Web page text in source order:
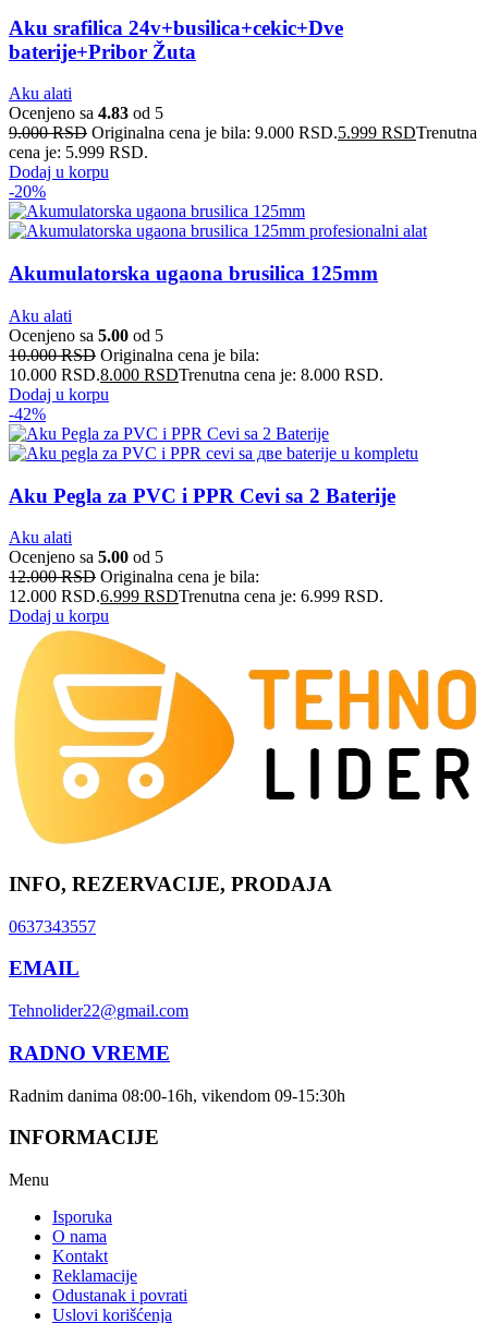
Aku srafilica 24v+busilica+cekic+Dve
baterije+Pribor Žuta
Aku alati
Ocenjeno sa 4.83 od 5
9.000RSD Originalna cena je bila: 9.000 RSD.5.999 RSDTrenutna
cena je: 5.999 RSD.
Dodaj u korpu
-20%
Akumulatorska ugaona brusilica 125mm
Aku alati
Ocenjeno sa 5.00 od 5
10.000RSD Originalna cena je bila:
10.000 RSD.8.000 RSDTrenutna cena je: 8.000 RSD.
Dodaj u korpu
-42%
Aku Pegla za PVC i PPR Cevi sa 2 Baterije
Aku alati
Ocenjeno sa 5.00 od 5
12.000RSD Originalna cena je bila:
12.000 RSD.6.999 RSDTrenutna cena je: 6.999 RSD.
Dodaj u korpu
INFO, REZERVACIJE, PRODAJA
0637343557
EMAIL
Tehnolider22@gmail.com
RADNO VREME
Radnim danima 08:00-16h, vikendom 09-15:30h
INFORMACIJE
Menu
Isporuka
O nama
Kontakt
Reklamacije
Odustanak i povrati
Uslovi korišćenja